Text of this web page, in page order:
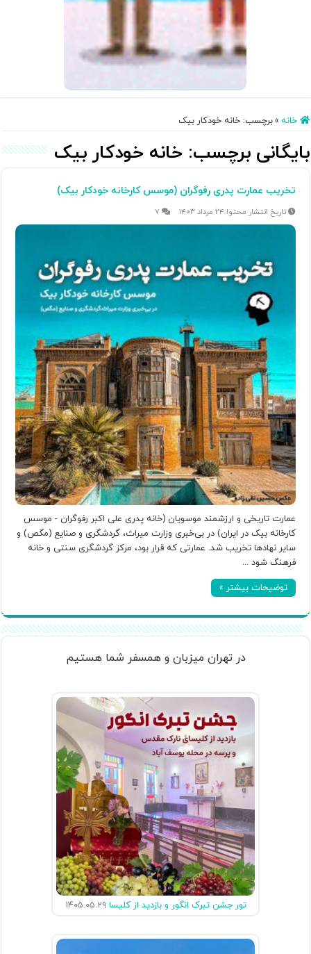
خانه »برچسب:خانه خودکار بیک
بایگانی برچسب:خانه خودکار بیک
تخریب عمارت پدری رفوگران (موسس کارخانه خودکار بیک)
۲۴ مرداد ۱۴۰۳ ۷
عمارت تاریخی و ارزشمند موسویان (خانه پدری علی اکبر رفوگران - موسس
کارخانه بیک در ایران) در بی‌خبری وزارت میراث، گردشگری و صنایع (مگص) و
سایر نهادها تخریب شد. عمارتی که قرار بود، مرکز گردشگری سنتی و خانه
فرهنگ شود ...
توضیحات بیشتر »
در تهران میزبان و همسفر شما هستیم
تور جشن تبرک انگور و بازدید از کلیسا